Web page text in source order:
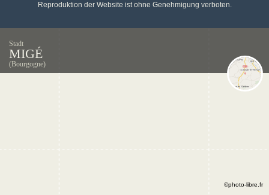
Reproduktion der Website ist ohne Genehmigung verboten.
Stadt
MIGÉ
(Bourgogne)
©photo-libre.fr